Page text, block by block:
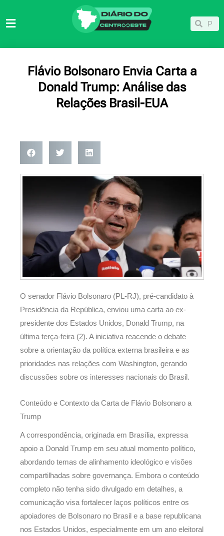
para
Pesquisar
Flávio Bolsonaro Envia Carta a
Donald Trump: Análise das
Relações Brasil-EUA
O senador Flávio Bolsonaro (PL-RJ), pré-candidato à
Presidência da República, enviou uma carta ao ex-
presidente dos Estados Unidos, Donald Trump, na
última terça-feira (2). A iniciativa reacende o debate
sobre a orientação da política externa brasileira e as
prioridades nas relações com Washington, gerando
discussões sobre os interesses nacionais do Brasil.
Conteúdo e Contexto da Carta de Flávio Bolsonaro a
Trump
A correspondência, originada em Brasília, expressa
apoio a Donald Trump em seu atual momento político,
abordando temas de alinhamento ideológico e visões
compartilhadas sobre governança. Embora o conteúdo
completo não tenha sido divulgado em detalhes, a
comunicação visa fortalecer laços políticos entre os
apoiadores de Bolsonaro no Brasil e a base republicana
nos Estados Unidos, especialmente em um ano eleitoral